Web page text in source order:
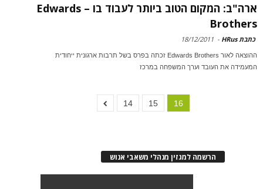
ארה"ב: המקום הטוב ביותר לעבוד בו – Edwards
Brothers
כתבת HRus -
18/12/2011
ההוצאה לאור Edwards Brothers זכתה בפרס בשל תרבות ארגונית ייחודית
המעמידה את העובד וערך המשפחה במרכז
14 15 16
הרשמה למגזין מנהלי משאבי אנוש